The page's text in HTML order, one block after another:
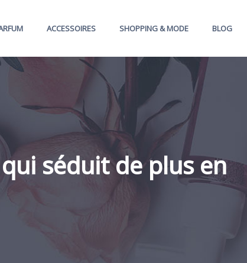
ACCESSOIRES SHOPPING & MODE BLOG
séduit de plus en